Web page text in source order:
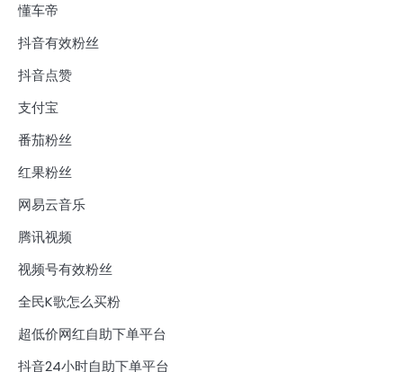
懂车帝
抖音有效粉丝
抖音点赞
支付宝
番茄粉丝
红果粉丝
网易云音乐
腾讯视频
视频号有效粉丝
全民K歌怎么买粉
超低价网红自助下单平台
抖音24小时自助下单平台